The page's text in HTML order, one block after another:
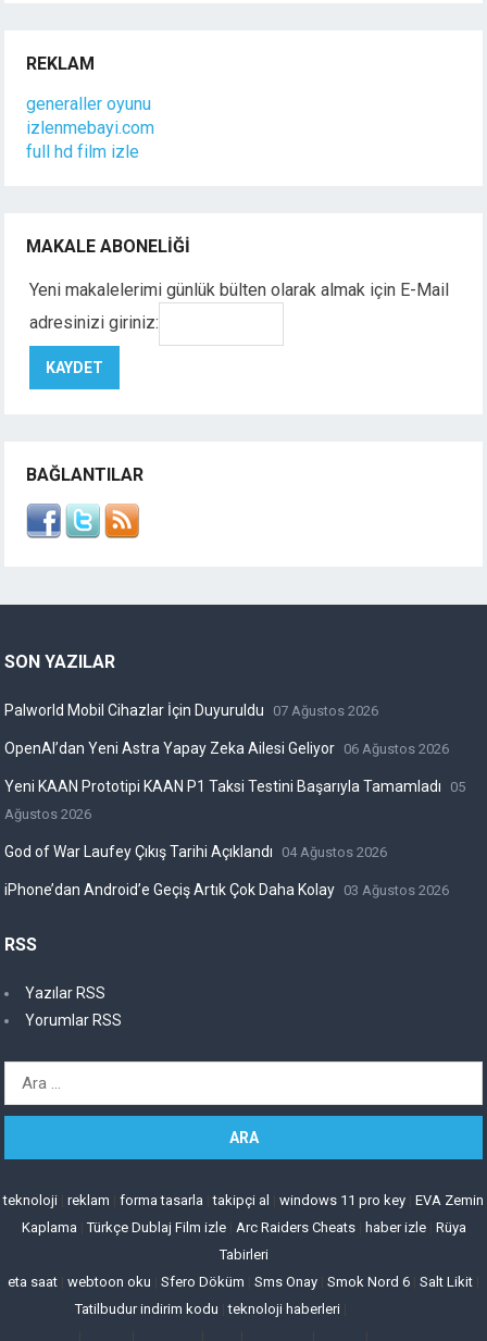
REKLAM
generaller oyunu
izlenmebayi.com
full hd film izle
MAKALE ABONELIĞI
Yeni makalelerimi günlük bülten olarak almak için E-Mail
adresinizi giriniz:
BAĞLANTILAR
SON YAZILAR
Palworld Mobil Cihazlar İçin Duyuruldu 07 Ağustos 2026
OpenAI’dan Yeni Astra Yapay Zeka Ailesi Geliyor 06 Ağustos 2026
Yeni KAAN Prototipi KAAN P1 Taksi Testini Başarıyla Tamamladı
05
Ağustos 2026
God of War Laufey Çıkış Tarihi Açıklandı 04 Ağustos 2026
iPhone’dan Android’e Geçiş Artık Çok Daha Kolay 03 Ağustos 2026
RSS
Yazılar RSS
Yorumlar RSS
Arama:
teknoloji reklam forma tasarla |takipçi al windows 11 pro key EVA Zemin
Kaplama |Türkçe Dublaj Film izle| Arc Raiders Cheats| haber izle| Rüya
Tabirleri
eta saat webtoon oku Sfero Döküm Sms Onay Smok Nord 6 Salt Likit
Tatilbudur indirim kodu |teknoloji haberleri|